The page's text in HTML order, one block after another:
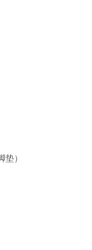
垫）